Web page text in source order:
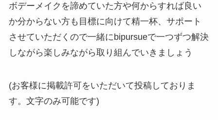
ボデーメイクを諦めていた方や何からすれば良い
か分からない方も目標に向けて精一杯、サポート
させていただくので一緒にbipursueで一つずつ解決
しながら楽しみながら取り組んでいきましょう
(お客様に掲載許可をいただいて投稿しておりま
す。文字のみ可能です)